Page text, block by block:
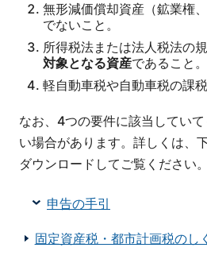
無形減価償却資産（鉱業権
でないこと。
所得税法または法人税法の
対象となる資産であること。
軽自動車税や自動車税の課
なお、4つの要件に該当してい
い場合があります。詳しくは、
ダウンロードしてご覧ください。
申告の手引
固定資産税・都市計画税のし